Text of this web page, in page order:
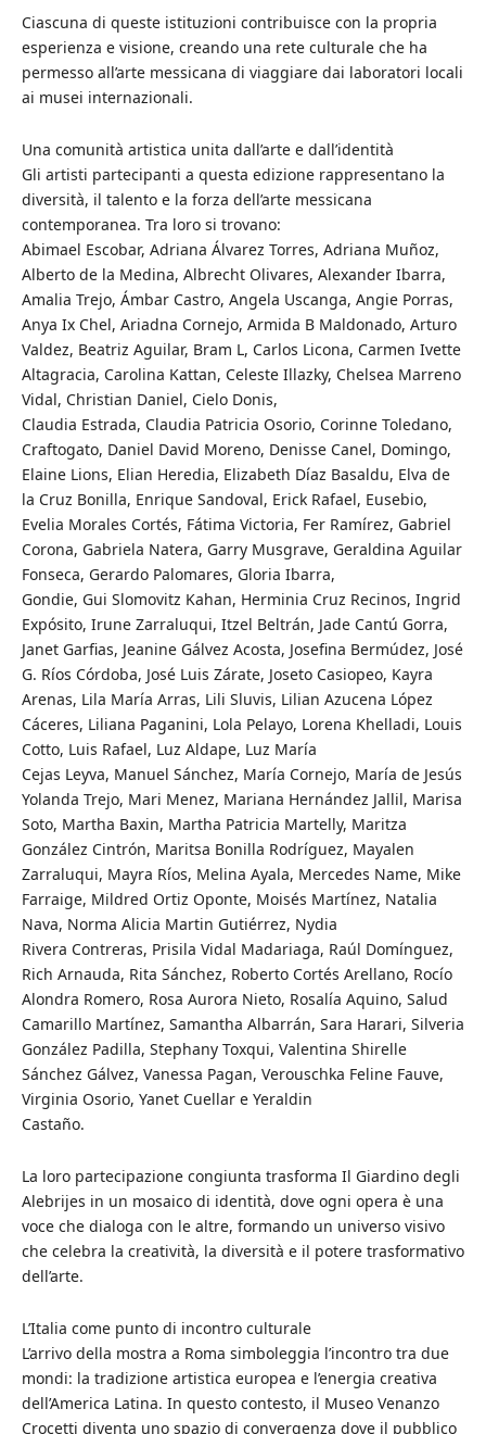
Ciascuna di queste istituzioni contribuisce con la propria
esperienza e visione, creando una rete culturale che ha
permesso all’arte messicana di viaggiare dai laboratori locali
ai musei internazionali.
Una comunità artistica unita dall’arte e dall’identità
Gli artisti partecipanti a questa edizione rappresentano la
diversità, il talento e la forza dell’arte messicana
contemporanea. Tra loro si trovano:
Abimael Escobar, Adriana Álvarez Torres, Adriana Muñoz,
Alberto de la Medina, Albrecht Olivares, Alexander Ibarra,
Amalia Trejo, Ámbar Castro, Angela Uscanga, Angie Porras,
Anya Ix Chel, Ariadna Cornejo, Armida B Maldonado, Arturo
Valdez, Beatriz Aguilar, Bram L, Carlos Licona, Carmen Ivette
Altagracia, Carolina Kattan, Celeste Illazky, Chelsea Marreno
Vidal, Christian Daniel, Cielo Donis,
Claudia Estrada, Claudia Patricia Osorio, Corinne Toledano,
Craftogato, Daniel David Moreno, Denisse Canel, Domingo,
Elaine Lions, Elian Heredia, Elizabeth Díaz Basaldu, Elva de
la Cruz Bonilla, Enrique Sandoval, Erick Rafael, Eusebio,
Evelia Morales Cortés, Fátima Victoria, Fer Ramírez, Gabriel
Corona, Gabriela Natera, Garry Musgrave, Geraldina Aguilar
Fonseca, Gerardo Palomares, Gloria Ibarra,
Gondie, Gui Slomovitz Kahan, Herminia Cruz Recinos, Ingrid
Expósito, Irune Zarraluqui, Itzel Beltrán, Jade Cantú Gorra,
Janet Garfias, Jeanine Gálvez Acosta, Josefina Bermúdez, José
G. Ríos Córdoba, José Luis Zárate, Joseto Casiopeo, Kayra
Arenas, Lila María Arras, Lili Sluvis, Lilian Azucena López
Cáceres, Liliana Paganini, Lola Pelayo, Lorena Khelladi, Louis
Cotto, Luis Rafael, Luz Aldape, Luz María
Cejas Leyva, Manuel Sánchez, María Cornejo, María de Jesús
Yolanda Trejo, Mari Menez, Mariana Hernández Jallil, Marisa
Soto, Martha Baxin, Martha Patricia Martelly, Maritza
González Cintrón, Maritsa Bonilla Rodríguez, Mayalen
Zarraluqui, Mayra Ríos, Melina Ayala, Mercedes Name, Mike
Farraige, Mildred Ortiz Oponte, Moisés Martínez, Natalia
Nava, Norma Alicia Martin Gutiérrez, Nydia
Rivera Contreras, Prisila Vidal Madariaga, Raúl Domínguez,
Rich Arnauda, Rita Sánchez, Roberto Cortés Arellano, Rocío
Alondra Romero, Rosa Aurora Nieto, Rosalía Aquino, Salud
Camarillo Martínez, Samantha Albarrán, Sara Harari, Silveria
González Padilla, Stephany Toxqui, Valentina Shirelle
Sánchez Gálvez, Vanessa Pagan, Verouschka Feline Fauve,
Virginia Osorio, Yanet Cuellar e Yeraldin
Castaño.
La loro partecipazione congiunta trasforma Il Giardino degli
Alebrijes in un mosaico di identità, dove ogni opera è una
voce che dialoga con le altre, formando un universo visivo
che celebra la creatività, la diversità e il potere trasformativo
dell’arte.
L’Italia come punto di incontro culturale
L’arrivo della mostra a Roma simboleggia l’incontro tra due
mondi: la tradizione artistica europea e l’energia creativa
dell’America Latina. In questo contesto, il Museo Venanzo
Crocetti diventa uno spazio di convergenza dove il pubblico